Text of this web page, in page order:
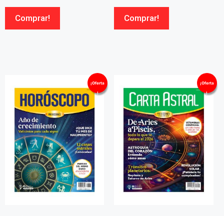
Comprar! Comprar!
¡Oferta
!
¡Oferta
!